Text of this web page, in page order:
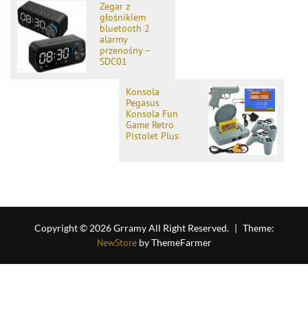
Zegar z
głośnikiem
bluetooth 2
alarmy
przenośny –
SDC01
Konsola
Pegasus
Konsola Fun
Game Retro
Pistolet Plus
Copyright © 2026 Grramy All Right Reserved. | Theme:
NewStoreby ThemeFarmer